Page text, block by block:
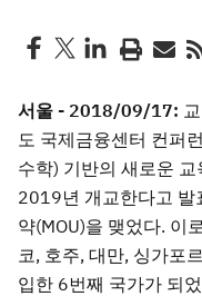
서울 - 2018/09/17:
도 국제금융센터 컨퍼
수학) 기반의 새로운
2019년 개교한다고 발
약(MOU)을 맺었다. 이
코, 호주, 대만, 싱가포
입한 6번째 국가가 되